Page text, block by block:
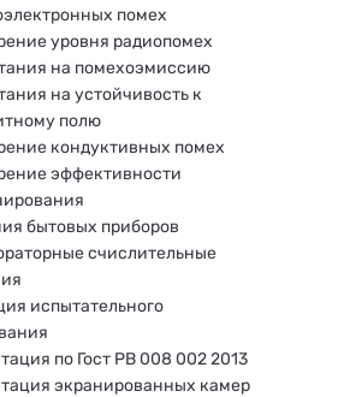
помех
уровня радиопомех
на помехоэмиссию
на устойчивость к
полю
кондуктивных помех
эффективности
бытовых приборов
счислительные
испытательного
по Гост РВ 008 002 2013
экранированных камер